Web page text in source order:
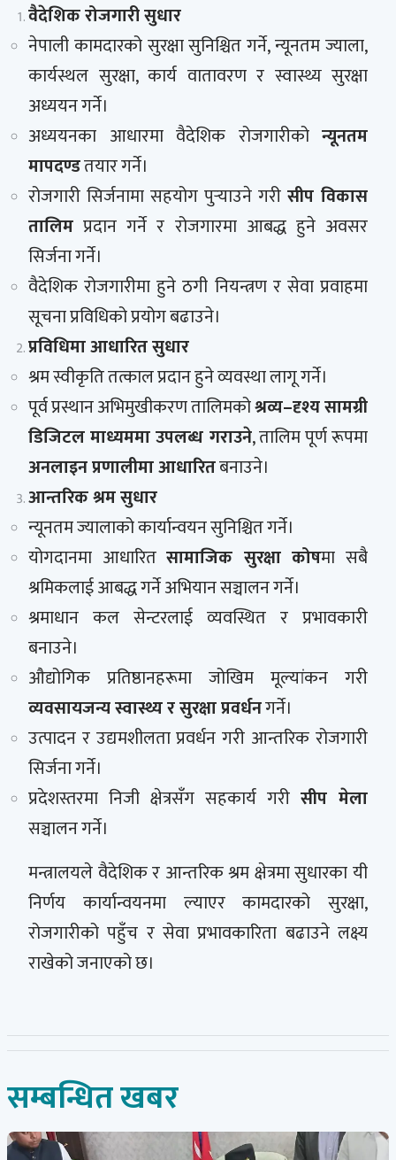
वैदेशिक रोजगारी सुधार
नेपाली कामदारको सुरक्षा सुनिश्चित गर्ने, न्यूनतम ज्याला,
कार्यस्थल सुरक्षा, कार्य वातावरण र स्वास्थ्य सुरक्षा
अध्ययन गर्ने।
अध्ययनका आधारमा वैदेशिक रोजगारीको न्यूनतम
मापदण्डतयार गर्ने।
रोजगारी सिर्जनामा सहयोग पुर्‍याउने गरी सीप विकास
तालिम प्रदान गर्ने र रोजगारमा आबद्ध हुने अवसर
सिर्जना गर्ने।
वैदेशिक रोजगारीमा हुने ठगी नियन्त्रण र सेवा प्रवाहमा
सूचना प्रविधिको प्रयोग बढाउने।
प्रविधिमा आधारित सुधार
श्रम स्वीकृति तत्काल प्रदान हुने व्यवस्था लागू गर्ने।
पूर्व प्रस्थान अभिमुखीकरण तालिमकोश्रव्य–दृश्य सामग्री
डिजिटल माध्यममा उपलब्ध गराउने, तालिम पूर्ण रूपमा
अनलाइन प्रणालीमा आधारितबनाउने।
आन्तरिक श्रम सुधार
न्यूनतम ज्यालाको कार्यान्वयन सुनिश्चित गर्ने।
योगदानमा आधारितसामाजिक सुरक्षा कोषमा सबै
श्रमिकलाई आबद्ध गर्ने अभियान सञ्चालन गर्ने।
श्रमाधान कल सेन्टरलाई व्यवस्थित र प्रभावकारी
बनाउने।
औद्योगिक प्रतिष्ठानहरूमा जोखिम मूल्यांकन गरी
व्यवसायजन्य स्वास्थ्य र सुरक्षा प्रवर्धनगर्ने।
उत्पादन र उद्यमशीलता प्रवर्धन गरी आन्तरिक रोजगारी
सिर्जना गर्ने।
प्रदेशस्तरमा निजी क्षेत्रसँग सहकार्य गरी सीप मेला
सञ्चालन गर्ने।
मन्त्रालयले वैदेशिक र आन्तरिक श्रम क्षेत्रमा सुधारका यी
निर्णय कार्यान्वयनमा ल्याएर कामदारको सुरक्षा,
रोजगारीको पहुँच र सेवा प्रभावकारिता बढाउने लक्ष्य
राखेको जनाएको छ।
सम्बन्धित खबर